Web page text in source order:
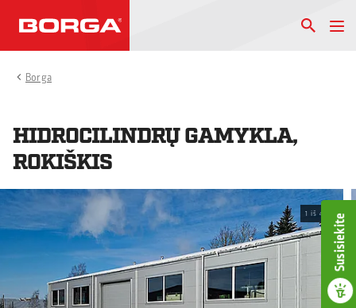
Susisiekite
Borga
HIDROCILINDRŲ GAMYKLA,
ROKIŠKIS
1 iš 4